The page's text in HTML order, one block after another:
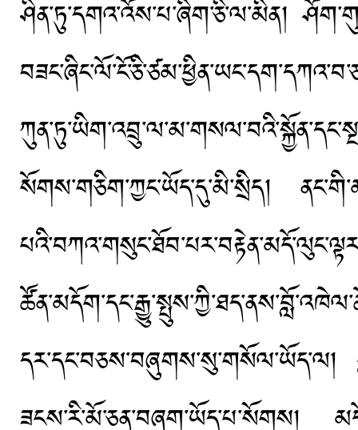
ཤིན་ཏུ་དགའ་འོས་པ་ཞིག་ཅི་ལ་མིན།
སོགས་གཅིག་ཀྱང་ཡོད་དུ་མི་སྲིད།
དར་དང་བཅས་བཞུགས་སུ་གསོལ་ཡོད་ལ།